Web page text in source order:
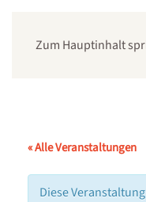
Zum Hauptinhalt
« Alle Veranstaltungen
Diese